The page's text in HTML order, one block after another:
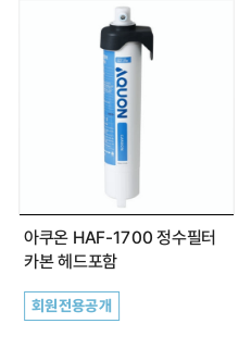
아쿠온 HAF-1700 정수필터
카본 헤드포함
회원전용공개